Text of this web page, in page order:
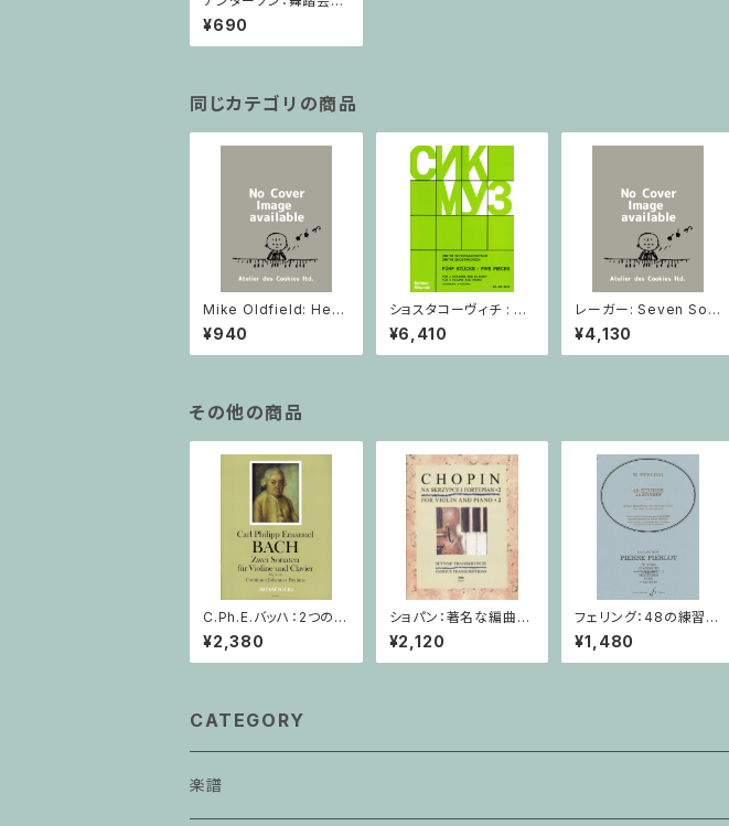
美女 / コンデンススコア
¥690
同じカテゴリの商品
Mike Oldfield: Herg
est Ridge / ピアノ
¥940
ショスタコーヴィチ : 2
つのヴァイオリンとピア
ノのための 5つの小品 /
ヴァイオリン2とピアノ
¥6,410
レーガー: Seven Son
atas op. 91 Heft 2 /
ヴァイオリン
¥4,130
その他の商品
C.Ph.E.バッハ：2つのソ
ナタ Wq 76, 78 / ヴァ
イオリン・ピアノ
¥2,380
ショパン：著名な編曲作
品集 第2巻 / ヴァイオリ
ン・ピアノ
¥2,120
フェリング：48の練習曲
/ サクソフォーンorオー
ボエ
¥1,480
CATEGORY
楽譜